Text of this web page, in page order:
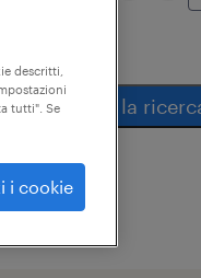
salva la
descritti,
tutti". Se
i cookie